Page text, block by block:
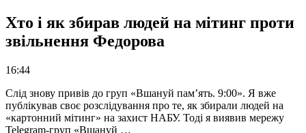
Хто і як збирав людей на мітинг проти
звільнення Федорова
16:44
Слід знову привів до груп «Вшануй пам’ять. 9:00». Я вже
публікував своє розслідування про те, як збирали людей на
«картонний мітинг» на захист НАБУ. Тоді я виявив мережу
Telegram-груп «Вшануй …